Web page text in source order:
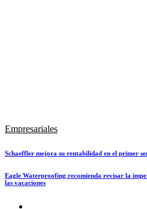
Empresariales
Schaeffler mejora su rentabilidad en el primer
Eagle Waterproofing recomienda revisar la
las vacaciones